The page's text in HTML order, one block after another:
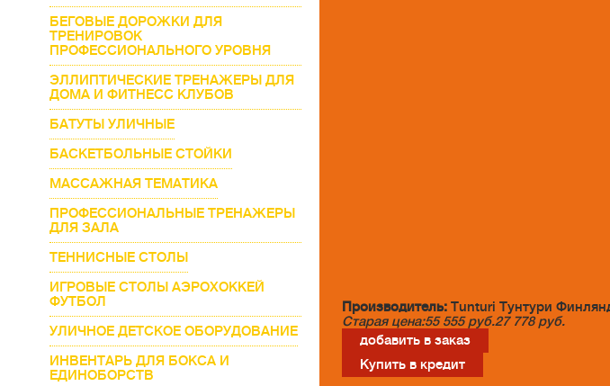
БЕГОВЫЕ ДОРОЖКИ ДЛЯ
ТРЕНИРОВОК
ПРОФЕССИОНАЛЬНОГО УРОВНЯ
ЭЛЛИПТИЧЕСКИЕ ТРЕНАЖЕРЫ ДЛЯ
ДОМА И ФИТНЕСС КЛУБОВ
БАТУТЫ УЛИЧНЫЕ
БАСКЕТБОЛЬНЫЕ СТОЙКИ
МАССАЖНАЯ ТЕМАТИКА
ПРОФЕССИОНАЛЬНЫЕ ТРЕНАЖЕРЫ
ДЛЯ ЗАЛА
ТЕННИСНЫЕ СТОЛЫ
ИГРОВЫЕ СТОЛЫ АЭРОХОККЕЙ
ФУТБОЛ
УЛИЧНОЕ ДЕТСКОЕ ОБОРУДОВАНИЕ
ИНВЕНТАРЬ ДЛЯ БОКСА И
ЕДИНОБОРСТВ
Производитель: Tunturi Тунтури
Старая цена:55 555 руб.27 778 руб.
добавить в заказ
Купить в кредит